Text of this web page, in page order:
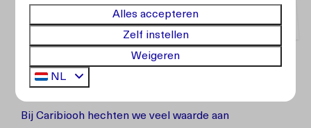
Club 17
Transparantie en impact
Bij Caribiooh hechten we veel waarde aan
Alles accepteren
Zelf instellen
Weigeren
NL